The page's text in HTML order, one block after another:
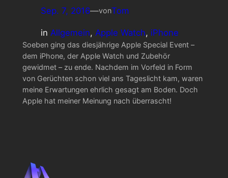
Sep. 7, 2016—vonTom
in Allgemein, Apple Watch, iPhone
Soeben ging das diesjährige Apple Special Event –
dem iPhone, der Apple Watch und Zubehör
gewidmet – zu ende. Nachdem im Vorfeld in Form
von Gerüchten schon viel ans Tageslicht kam, waren
meine Erwartungen ehrlich gesagt am Boden. Doch
Apple hat meiner Meinung nach überrascht!